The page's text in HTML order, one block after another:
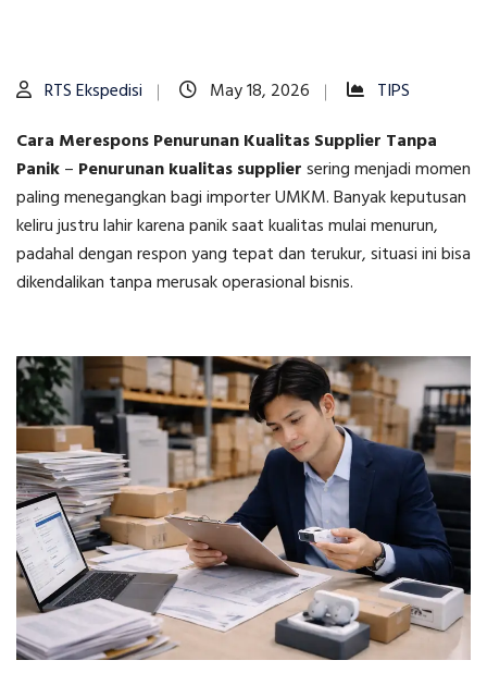
RTS Ekspedisi May 18, 2026
TIPS
Cara Merespons Penurunan Kualitas Supplier Tanpa
Panik– Penurunan kualitas suppliersering menjadi momen
paling menegangkan bagi importer UMKM. Banyak keputusan
keliru justru lahir karena panik saat kualitas mulai menurun,
padahal dengan respon yang tepat dan terukur, situasi ini bisa
dikendalikan tanpa merusak operasional bisnis.